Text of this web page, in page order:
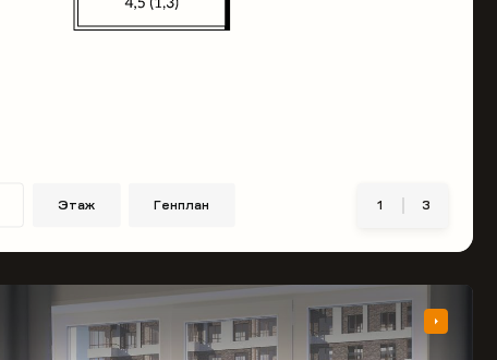
Этаж Генплан 1 3